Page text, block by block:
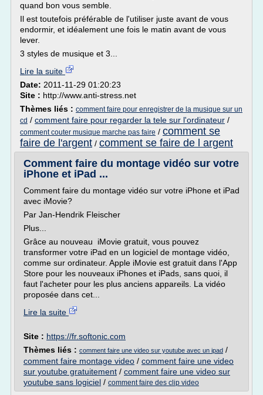
quand bon vous semble.
Il est toutefois préférable de l'utiliser juste avant de vous
endormir, et idéalement une fois le matin avant de vous
lever.
3 styles de musique et 3...
Lire la suite
Date: 2011-11-29 01:20:23
Site : http://www.anti-stress.net
Thèmes liés : comment faire pour enregistrer de la musique sur un
cd / comment faire pour regarder la tele sur l'ordinateur /
comment couter musique marche pas faire / comment se
faire de l'argent / comment se faire de l argent
Comment faire du montage vidéo sur votre
iPhone et iPad ...
Comment faire du montage vidéo sur votre iPhone et iPad
avec iMovie?
Par Jan-Hendrik Fleischer
Plus...
Grâce au nouveau iMovie gratuit, vous pouvez
transformer votre iPad en un logiciel de montage vidéo,
comme sur ordinateur. Apple iMovie est gratuit dans l'App
Store pour les nouveaux iPhones et iPads, sans quoi, il
faut l'acheter pour les plus anciens appareils. La vidéo
proposée dans cet...
Lire la suite
Site : https://fr.softonic.com
Thèmes liés : comment faire une video sur youtube avec un ipad /
comment faire montage video / comment faire une video
sur youtube gratuitement / comment faire une video sur
youtube sans logiciel / comment faire des clip video